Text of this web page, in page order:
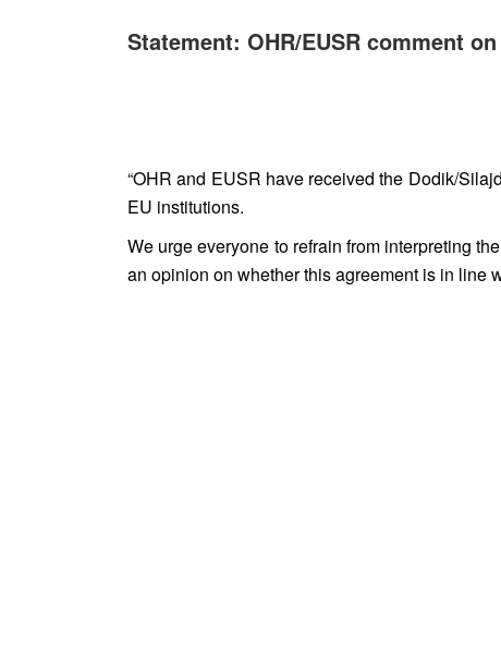
Statement: OHR/EUSR comment
“OHR and EUSR have received the Dodik/
EU institutions.
We urge everyone to refrain from interpreting
an opinion on whether this agreement is in line